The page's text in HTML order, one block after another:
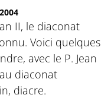
II, le diaconat
Voici quelques
avec le P. Jean
diaconat
diacre.